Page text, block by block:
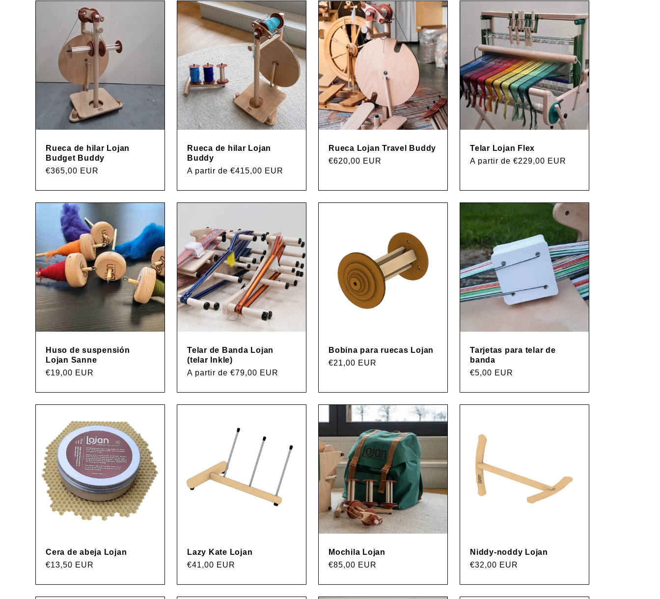
n
c
ó
n
:
Rueca de hilar Lojan
Budget Buddy
Precio
€365,00 EUR
Rueca de hilar Lojan
Buddy
Precio
A partir de €415,00 EUR
Rueca Lojan Travel Buddy
Precio
€620,00 EUR
Telar Lojan Flex
Precio
A partir de €229,00 EUR
Huso de suspensión
Lojan Sanne
Precio
€19,00 EUR
Telar de Banda Lojan
(telar Inkle)
Precio
A partir de €79,00 EUR
Bobina para ruecas Lojan
Precio
€21,00 EUR
Tarjetas para telar de
banda
Precio
€5,00 EUR
Cera de abeja Lojan
Precio
€13,50 EUR
Lazy Kate Lojan
Precio
€41,00 EUR
Mochila Lojan
Precio
€85,00 EUR
Niddy-noddy Lojan
Precio
€32,00 EUR